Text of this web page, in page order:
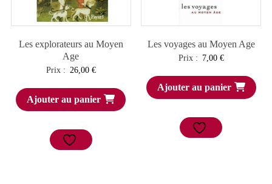
Les explorateurs au Moyen
Age
Prix : 26,00 €
Ajouter au panier
Les voyages au Moyen Age
Prix : 7,00 €
Ajouter au panier